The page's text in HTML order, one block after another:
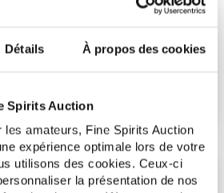
Détails À propos des cookies
Spirits Auction
les amateurs, Fine Spirits Auction
expérience optimale lors de votre
utilisons des cookies. Ceux-ci
la présentation de nos
ADJUDICATIONS